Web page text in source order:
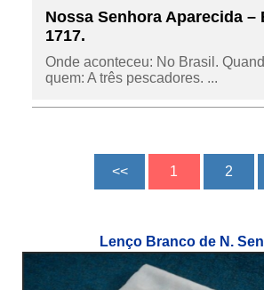
Nossa Senhora Aparecida –
1717.
Onde aconteceu: No Brasil.
quem: A três pescadores. ...
Lenço Branco de N.